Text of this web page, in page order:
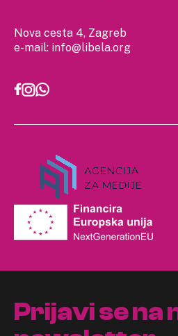
Nova cesta 4, Zagreb
e-mail: info@libela.org
Prijavi se na